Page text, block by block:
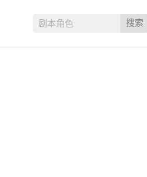
剧本角色 搜索